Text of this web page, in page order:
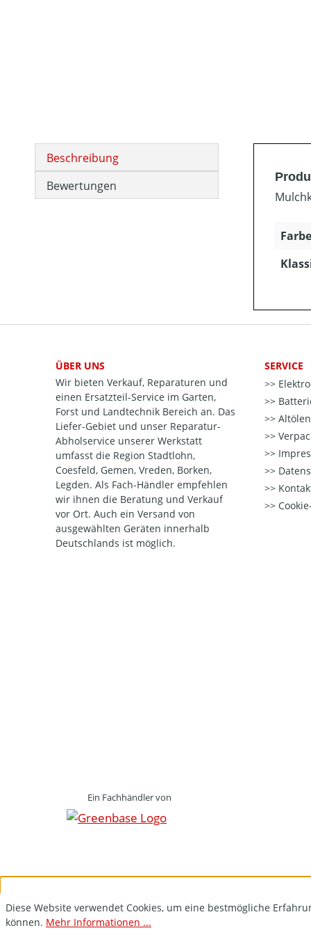
Beschreibung
Bewertungen
ÜBER UNS
Wir bieten Verkauf, Reparaturen und
einen Ersatzteil-Service im Garten,
Forst und Landtechnik Bereich an. Das
Liefer-Gebiet und unser Reparatur-
Abholservice unserer Werkstatt
umfasst die Region Stadtlohn,
Coesfeld, Gemen, Vreden, Borken,
Legden. Als Fach-Händler empfehlen
wir ihnen die Beratung und Verkauf
vor Ort. Auch ein Versand von
ausgewählten Geräten innerhalb
Deutschlands ist möglich.
SERVICE
Ein Fachhändler von
Diese Website verwendet Cookies, um eine bestmögliche
können. Mehr Informationen ...